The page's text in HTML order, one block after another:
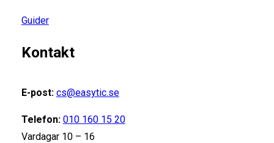
Guider
Kontakt
E-post: cs@easytic.se
Telefon: 010 160 15 20
Vardagar 10 – 16